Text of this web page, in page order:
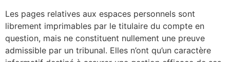
Les pages relatives aux espaces personnels sont
librement imprimables par le titulaire du compte en
question, mais ne constituent nullement une preuve
admissible par un tribunal. Elles n’ont qu’un caractère